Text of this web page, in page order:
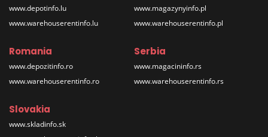
www.depotinfo.lu
www.warehouserentinfo.lu
www.magazynyinfo.pl
www.warehouserentinfo.pl
Romania
www.depozitinfo.ro
www.warehouserentinfo.ro
Serbia
www.magacininfo.rs
www.warehouserentinfo.rs
Slovakia
www.skladinfo.sk